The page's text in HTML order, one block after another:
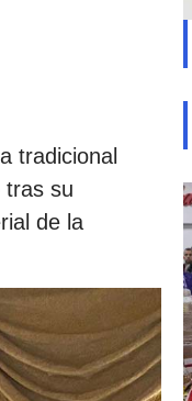
tradicional
tras su
de la